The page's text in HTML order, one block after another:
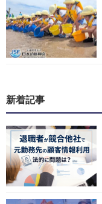
新着記事